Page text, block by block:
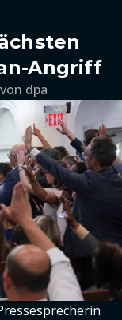
Angriff
von dpa